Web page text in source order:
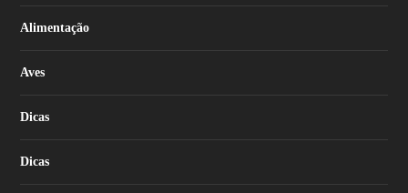
Alimentação
Aves
Dicas
Dicas